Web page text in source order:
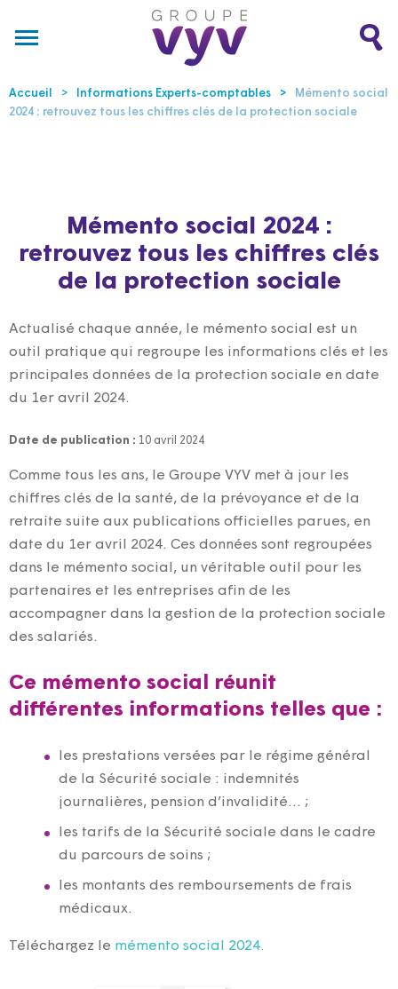
Accueil Informations Experts-comptables
Mémento social
2024 : retrouvez tous les chiffres clés de la protection sociale
Mémento social 2024 :
retrouvez tous les chiffres clés
de la protection sociale
Actualisé chaque année, le mémento social est un
outil pratique qui regroupe les informations clés et les
principales données de la protection sociale en date
du 1er avril 2024.
Date de publication : 10 avril 2024
Comme tous les ans, le Groupe VYV met à jour les
chiffres clés de la santé, de la prévoyance et de la
retraite suite aux publications officielles parues, en
date du 1er avril 2024. Ces données sont regroupées
dans le mémento social, un véritable outil pour les
partenaires et les entreprises afin de les
accompagner dans la gestion de la protection sociale
des salariés.
Ce mémento social réunit
différentes informations telles que :
les prestations versées par le régime général
de la Sécurité sociale : indemnités
journalières, pension d’invalidité… ;
les tarifs de la Sécurité sociale dans le cadre
du parcours de soins ;
les montants des remboursements de frais
médicaux.
Téléchargez le mémento social 2024.